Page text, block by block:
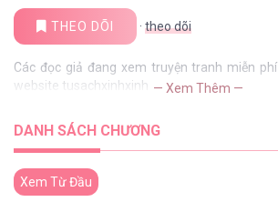
THEO DÕI · theo dõi
Các đọc giả đang xem truyện tranh miễn phí
website tusachxinhxinh — Xem Thêm —
DANH SÁCH CHƯƠNG
Xem Từ Đầu